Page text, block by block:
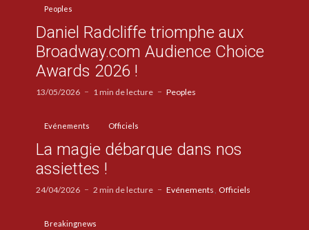
Peoples
Daniel Radcliffe triomphe aux
Broadway.com Audience Choice
Awards 2026 !
13/05/2026 1 min de lecture Peoples
Evénements Officiels
La magie débarque dans nos
assiettes !
24/04/2026 2 min de lecture Evénements Officiels
Breakingnews